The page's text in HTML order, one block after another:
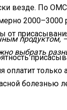
везде. По
2000–3000
продуктом,
выбрать
оплатит
болезнью